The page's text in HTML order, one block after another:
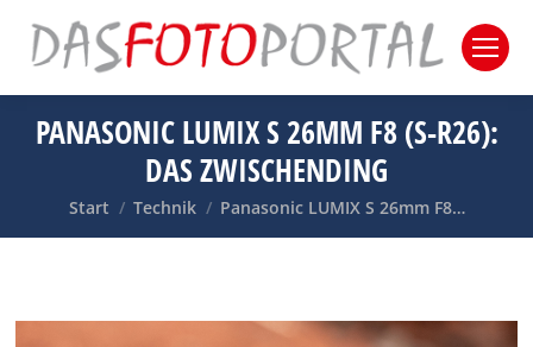
PANASONIC LUMIX S 26MM F8 (S-R26):
DAS ZWISCHENDING
Sie befinden sich hier:
Start Technik Panasonic LUMIX S 26mm F8…